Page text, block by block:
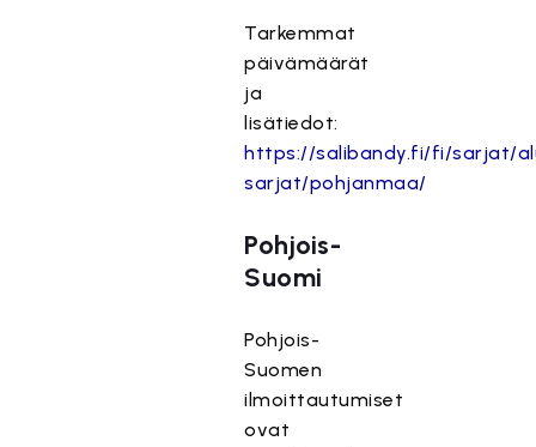
Tarkemmat
päivämäärät
ja
lisätiedot:
https://salibandy.fi/fi/sarjat/
sarjat/pohjanmaa/
Pohjois-
Suomi
Pohjois-
Suomen
ilmoittautumiset
ovat